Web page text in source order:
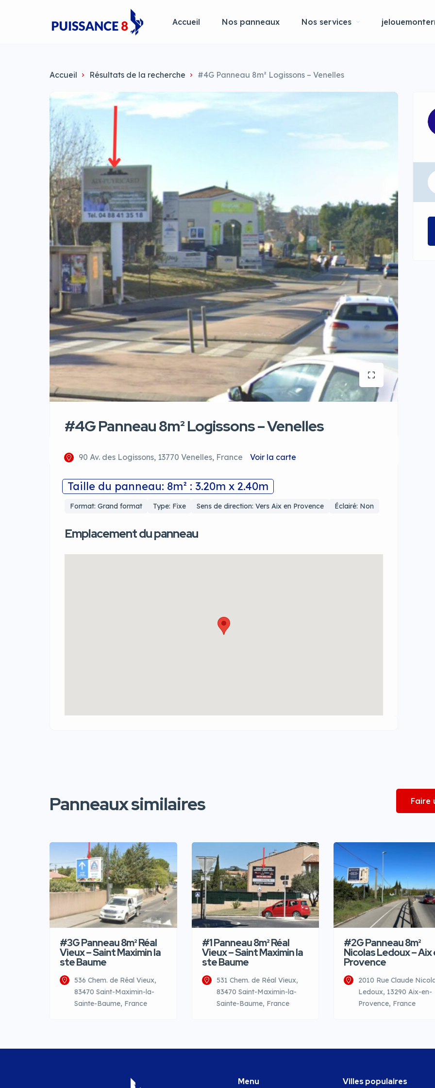
Accueil Nos panneaux Nos services
Accueil Résultats de la recherche #4G Panneau 8m² Logissons – Venelles
#4G Panneau 8m² Logissons – Venelles
90 Av. des Logissons, 13770 Venelles, France Voir la carte
Taille du panneau: 8m² : 3.20m x 2.40m
Format: Grand format Type: Fixe Sens de direction: Vers Aix en Provence Éclairé: Non
Emplacement du panneau
Panneaux similaires Faire
#3G Panneau 8m² Réal
Vieux – Saint Maximin la
ste Baume
536 Chem. de Réal Vieux,
83470 Saint-Maximin-la-
Sainte-Baume, France
#1 Panneau 8m² Réal
Vieux – Saint Maximin la
ste Baume
531 Chem. de Réal Vieux,
83470 Saint-Maximin-la-
Sainte-Baume, France
#2G Panneau 8m²
Nicolas Ledoux – Aix
Provence
2010 Rue Claude
Ledoux, 13290 Aix-en-
Provence, France
Menu Villes populaires